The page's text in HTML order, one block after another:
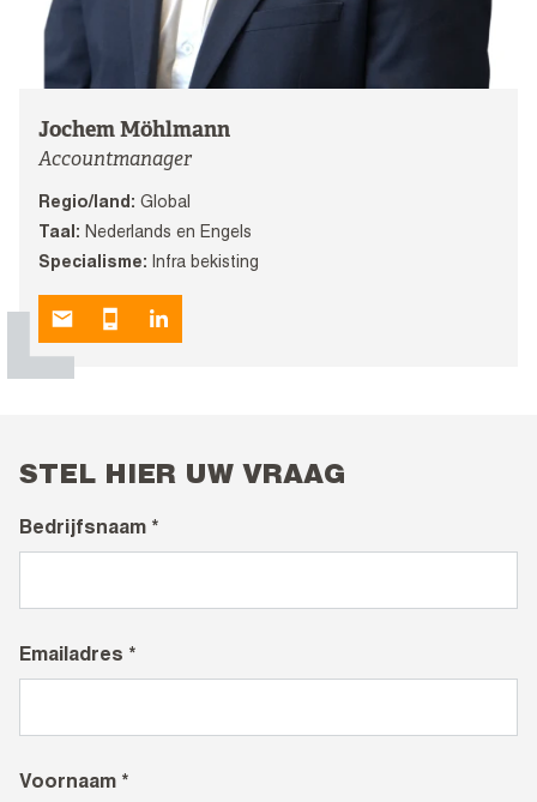
Jochem Möhlmann
Accountmanager
Regio/land: Global
Taal: Nederlands en Engels
Specialisme: Infra bekisting
STEL HIER UW VRAAG
Bedrijfsnaam *
Emailadres *
Voornaam *